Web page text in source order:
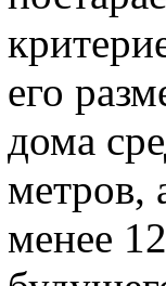
его
дома
метров,
менее